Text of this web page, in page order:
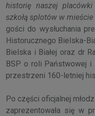
historię naszej
szkołą splotów w
gości do wysłuchania
Historucznego Bielska-
Bielska i Białej oraz dr
BSP o roli Państwowej i
przestrzeni 160-letniej
Po części oficjalnej
zaprezentowała się w